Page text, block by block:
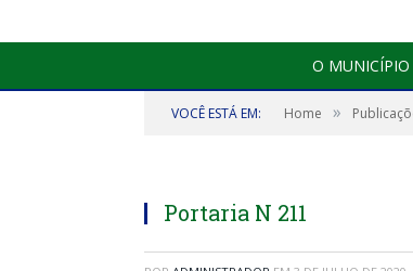
O MUNICÍPIO
VOCÊ ESTÁ EM: Home »
Portaria N 211